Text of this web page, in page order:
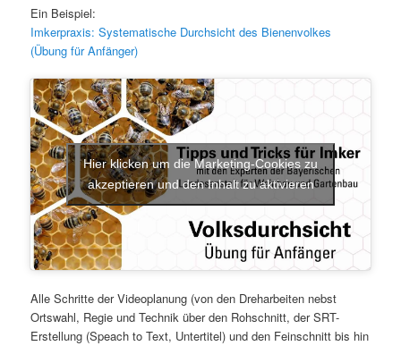
Ein Beispiel:
Imkerpraxis: Systematische Durchsicht des Bienenvolkes
(Übung für Anfänger)
Hier klicken um die Marketing-Cookies zu
akzeptieren und den Inhalt zu aktivieren
Alle Schritte der Videoplanung (von den Dreharbeiten nebst
Ortswahl, Regie und Technik über den Rohschnitt, der SRT-
Erstellung (Speach to Text, Untertitel) und den Feinschnitt bis hin